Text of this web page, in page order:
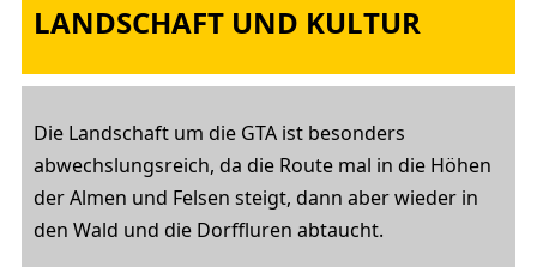
LANDSCHAFT UND KULTUR
Die Landschaft um die GTA ist besonders
abwechslungsreich, da die Route mal in die Höhen
der Almen und Felsen steigt, dann aber wieder in
den Wald und die Dorffluren abtaucht.